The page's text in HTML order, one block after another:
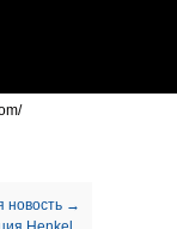
новость →